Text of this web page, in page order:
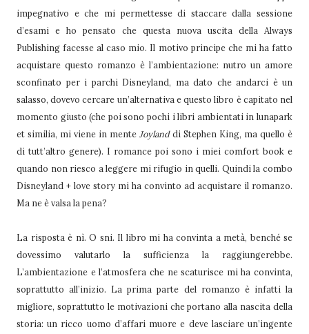
impegnativo e che mi permettesse di staccare dalla sessione
d’esami e ho pensato che questa nuova uscita della Always
Publishing facesse al caso mio. Il motivo principe che mi ha fatto
acquistare questo romanzo è l’ambientazione: nutro un amore
sconfinato per i parchi Disneyland, ma dato che andarci è un
salasso, dovevo cercare un’alternativa e questo libro è capitato nel
momento giusto (che poi sono pochi i libri ambientati in lunapark
et similia, mi viene in mente Joylanddi Stephen King, ma quello è
di tutt’altro genere). I romance poi sono i miei comfort book e
quando non riesco a leggere mi rifugio in quelli. Quindi la combo
Disneyland + love story mi ha convinto ad acquistare il romanzo.
Ma ne è valsa la pena?
La risposta è nì. O sni. Il libro mi ha convinta a metà, benché se
dovessimo valutarlo la sufficienza la raggiungerebbe.
L’ambientazione e l’atmosfera che ne scaturisce mi ha convinta,
soprattutto all’inizio. La prima parte del romanzo è infatti la
migliore, soprattutto le motivazioni che portano alla nascita della
storia: un ricco uomo d’affari muore e deve lasciare un’ingente